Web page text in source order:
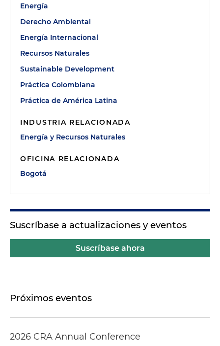
Energía
Derecho Ambiental
Energía Internacional
Recursos Naturales
Sustainable Development
Práctica Colombiana
Práctica de América Latina
INDUSTRIA RELACIONADA
Energía y Recursos Naturales
OFICINA RELACIONADA
Bogotá
Suscríbase a actualizaciones y eventos
Suscríbase ahora
Próximos eventos
2026 CRA Annual Conference